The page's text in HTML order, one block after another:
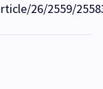
26/2559/